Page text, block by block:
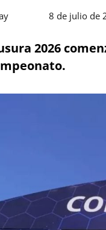
8 de julio de
2026